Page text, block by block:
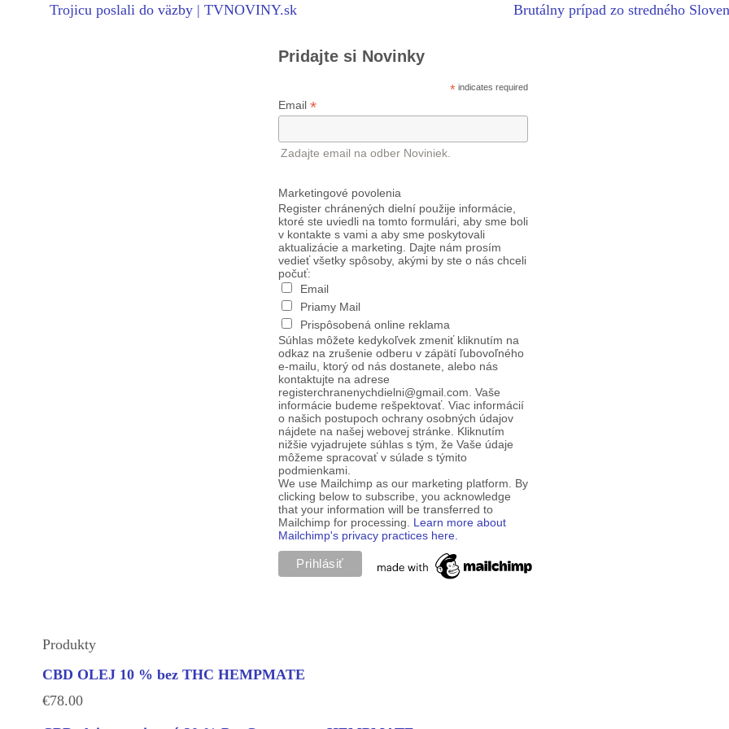
Trojicu poslali do väzby | TVNOVINY.sk Brutálny prípad zo stredného
Pridajte si Novinky
* indicates required
Email *
Zadajte email na odber Noviniek.
Marketingové povolenia
Register chránených dielní použije informácie,
ktoré ste uviedli na tomto formulári, aby sme boli
v kontakte s vami a aby sme poskytovali
aktualizácie a marketing. Dajte nám prosím
vedieť všetky spôsoby, akými by ste o nás chceli
počuť:
Email
Priamy Mail
Prispôsobená online reklama
Súhlas môžete kedykoľvek zmeniť kliknutím na
odkaz na zrušenie odberu v zápätí ľubovoľného
e-mailu, ktorý od nás dostanete, alebo nás
kontaktujte na adrese
registerchranenychdielni@gmail.com. Vaše
informácie budeme rešpektovať. Viac informácií
o našich postupoch ochrany osobných údajov
nájdete na našej webovej stránke. Kliknutím
nižšie vyjadrujete súhlas s tým, že Vaše údaje
môžeme spracovať v súlade s týmito
podmienkami.
We use Mailchimp as our marketing platform. By
clicking below to subscribe, you acknowledge
that your information will be transferred to
Mailchimp for processing. Learn more about
Mailchimp's privacy practices here.
Produkty
CBD OLEJ 10 % bez THC HEMPMATE
€78.00